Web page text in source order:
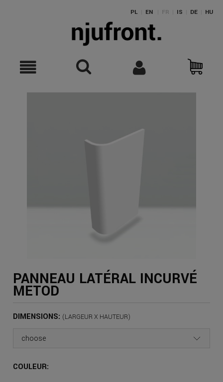
PL EN FR IS DE HU
PANNEAU LATÉRAL INCURVÉ
METOD
DIMENSIONS:
COULEUR: